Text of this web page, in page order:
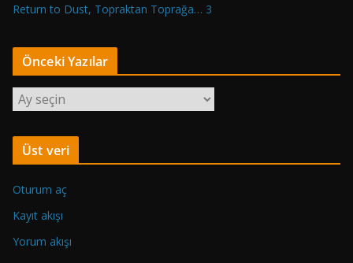
Return to Dust, Topraktan Toprağa… 3
Önceki Yazılar
Ö
n
c
i
Y
a
Üst veri
Oturum aç
Kayıt akışı
Yorum akışı